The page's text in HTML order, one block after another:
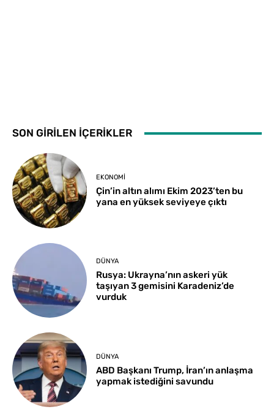
SON GİRİLEN İÇERİKLER
EKONOMI
Çin’in altın alımı Ekim 2023’ten bu
yana en yüksek seviyeye çıktı
DÜNYA
Rusya: Ukrayna’nın askeri yük
taşıyan 3 gemisini Karadeniz’de
vurduk
DÜNYA
ABD Başkanı Trump, İran’ın anlaşma
yapmak istediğini savundu